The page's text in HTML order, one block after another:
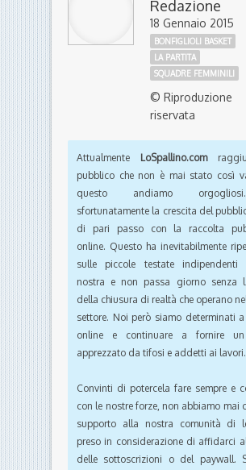
Redazione
18 Gennaio 2015
BONFIGLIOLI BASKET
LA PARTITA
SQUADRE FEMMINILI
© Riproduzione
riservata
Attualmente LoSpallino.com
pubblico che non è mai stato così
questo andiamo
sfortunatamente la crescita del
di pari passo con la raccolta
online. Questo ha inevitabilmente
sulle piccole testate indipendenti
nostra e non passa giorno senza
della chiusura di realtà che operano
settore. Noi però siamo determinati
online e continuare a fornire un
apprezzato da tifosi e addetti ai lavori.
Convinti di potercela fare sempre e
con le nostre forze, non abbiamo mai
supporto alla nostra comunità di
preso in considerazione di affidarci
delle sottoscrizioni o del paywall.